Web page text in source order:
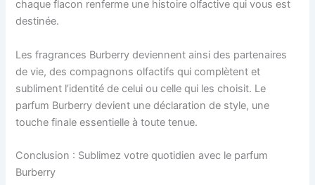
chaque flacon renferme une histoire olfactive qui vous est
destinée.
Les fragrances Burberry deviennent ainsi des partenaires
de vie, des compagnons olfactifs qui complètent et
subliment l’identité de celui ou celle qui les choisit. Le
parfum Burberry devient une déclaration de style, une
touche finale essentielle à toute tenue.
Conclusion : Sublimez votre quotidien avec le parfum
Burberry